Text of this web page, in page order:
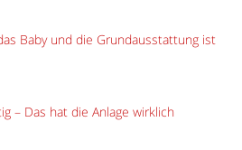
Baby und die Grundausstattung ist
– Das hat die Anlage wirklich